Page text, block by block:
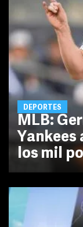
DEPORTES
MLB:
los mil